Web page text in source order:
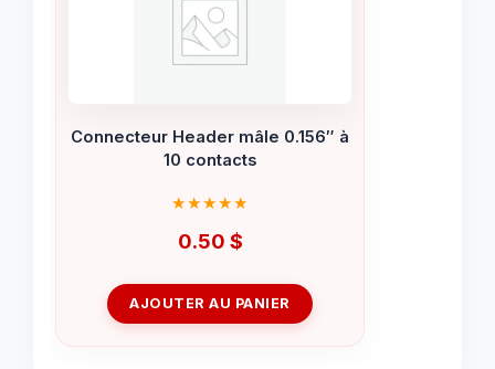
Connecteur Header mâle 0.156″ à
10 contacts
0.50 $
AJOUTER AU PANIER